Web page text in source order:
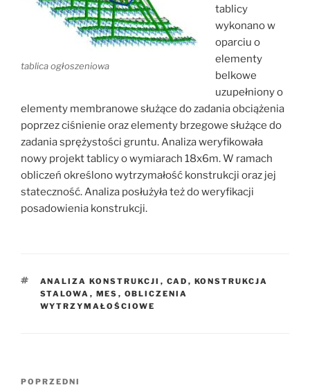
tablica ogłoszeniowa
tablicy
wykonano w
oparciu o
elementy
belkowe
uzupełniony o
elementy membranowe służące do zadania obciążenia
poprzez ciśnienie oraz elementy brzegowe służące do
zadania sprężystości gruntu. Analiza weryfikowała
nowy projekt tablicy o wymiarach 18x6m. W ramach
obliczeń określono wytrzymałość konstrukcji oraz jej
stateczność. Analiza posłużyła też do weryfikacji
posadowienia konstrukcji.
TAGI
ANALIZA KONSTRUKCJI , CAD , KONSTRUKCJA
STALOWA , MES , OBLICZENIA
WYTRZYMAŁOŚCIOWE
Poprzedni
POPRZEDNI